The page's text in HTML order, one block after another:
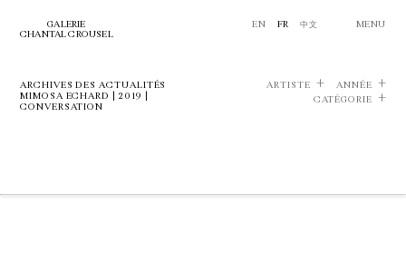
GALERIE
CHANTAL CROUSEL
EN FR 中文 MENU
ARCHIVES DES ACTUALITÉS
MIMOSA ECHARD | 2019 |
CONVERSATION
ARTISTE
ANNÉE
CATÉGORIE